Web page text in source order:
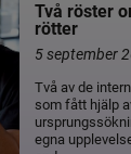
Två röster
rötter
5 september
Två av de
som fått hjälp
egna